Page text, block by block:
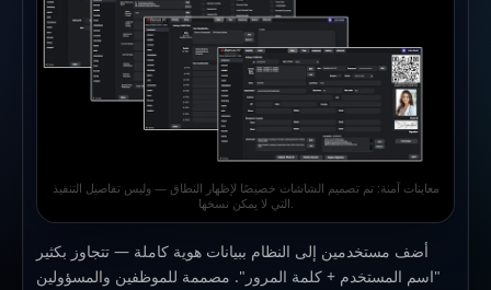
معاينات آمنة: تم تصميم الشاشات خصيصًا لإظهار النطاق — وليس تفاصيل التنفيذ
التي لا يمكن نسخها.
أضف مستخدمين إلى النظام ببيانات هوية كاملة — تتجاوز بكثير
"اسم المستخدم + كلمة المرور". مصممة للموظفين والمسؤولين